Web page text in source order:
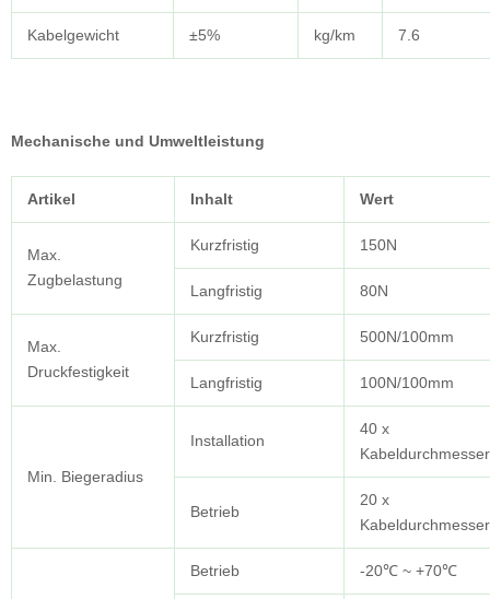
Kabelgewicht ±5% kg/km 7.6
Mechanische und Umweltleistung
Artikel Inhalt Wert
Max.
Zugbelastung
Kurzfristig 150N
Langfristig 80N
Max.
Druckfestigkeit
Kurzfristig 500N/100mm
Langfristig 100N/100mm
Min. Biegeradius
Installation
40 x
Kabeldurchmesser
Betrieb
20 x
Kabeldurchmesser
Betrieb -20℃ ~ +70℃